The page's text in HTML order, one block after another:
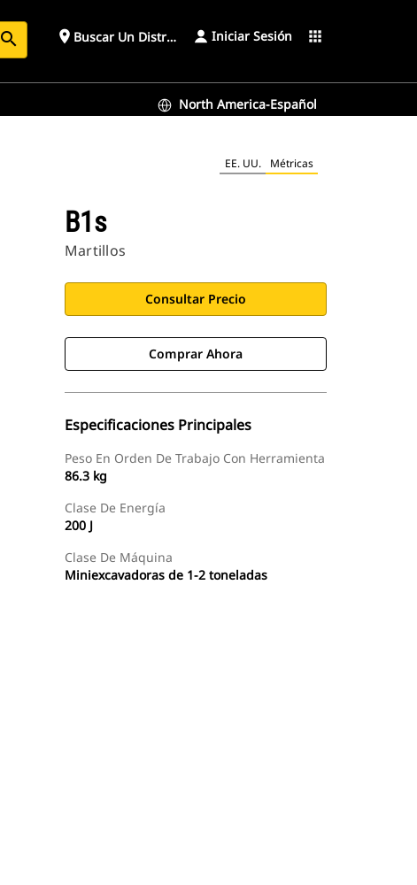
search place Buscar Un Distribuidor Iniciar Sesión apps
North America-Español
EE. UU. Métricas
B1s
Martillos
Consultar Precio
Comprar Ahora
Especificaciones Principales
Peso En Orden De Trabajo Con Herramienta
86.3 kg
Clase De Energía
200 J
Clase De Máquina
Miniexcavadoras de 1-2 toneladas